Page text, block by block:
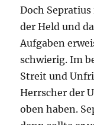
Doch
der Held und
Aufgaben
schwierig. Im
Streit und
Herrscher der
oben haben.